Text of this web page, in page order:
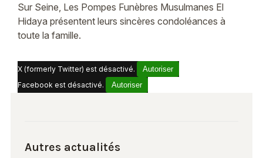
Sur Seine, Les Pompes Funèbres Musulmanes El
Hidaya présentent leurs sincères condoléances à
toute la famille.
X (formerly Twitter) est désactivé.
Autoriser
Facebook est désactivé.
Autoriser
Autres actualités